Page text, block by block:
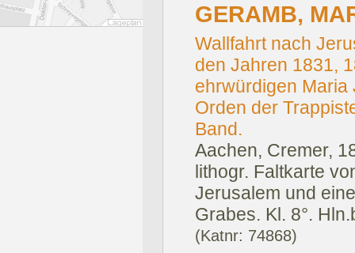
GERAMB,
Wallfahrt nach
den Jahren 1831,
ehrwürdigen Maria
Orden der
Band.
Aachen, Cremer,
lithogr. Faltkarte
Jerusalem und
Grabes. Kl. 8°.
(Katnr: 74868)